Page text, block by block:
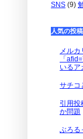
SNS (9)
人気の投稿
メル
「
いるア
サチコ
引用投
か問題
ぶろる